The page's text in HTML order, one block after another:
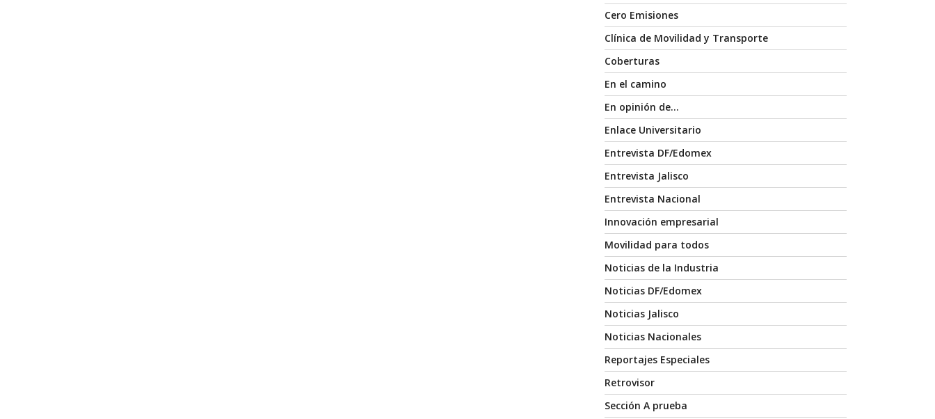
Cero Emisiones
Clínica de Movilidad y Transporte
Coberturas
En el camino
En opinión de…
Enlace Universitario
Entrevista DF/Edomex
Entrevista Jalisco
Entrevista Nacional
Innovación empresarial
Movilidad para todos
Noticias de la Industria
Noticias DF/Edomex
Noticias Jalisco
Noticias Nacionales
Reportajes Especiales
Retrovisor
Sección A prueba